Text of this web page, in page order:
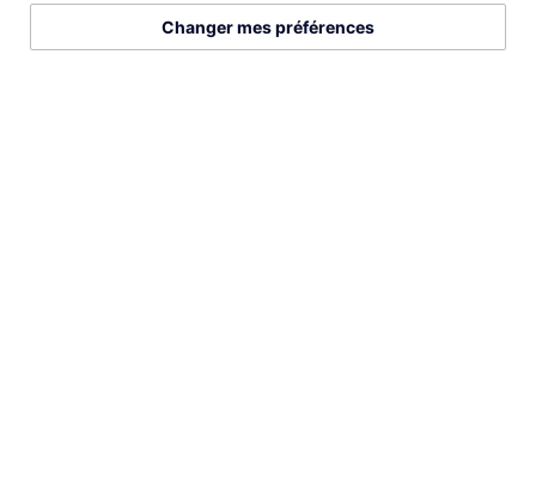
Changer mes préférences
DÉCOUVREZ AUSSI CES ATHLÈTES LISTE COMPLÈTE